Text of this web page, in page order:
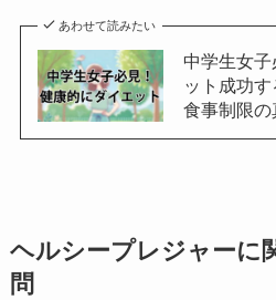
あわせて読みたい
中学生女
ット成功
食事制限の
ヘルシープレジャーに
問